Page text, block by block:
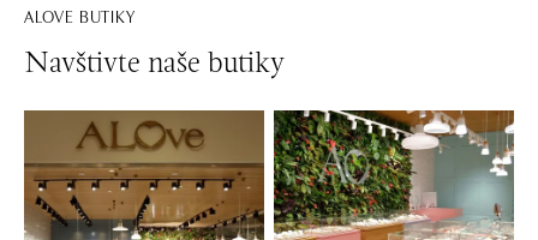
ALOVE BUTIKY
Navštivte naše butiky